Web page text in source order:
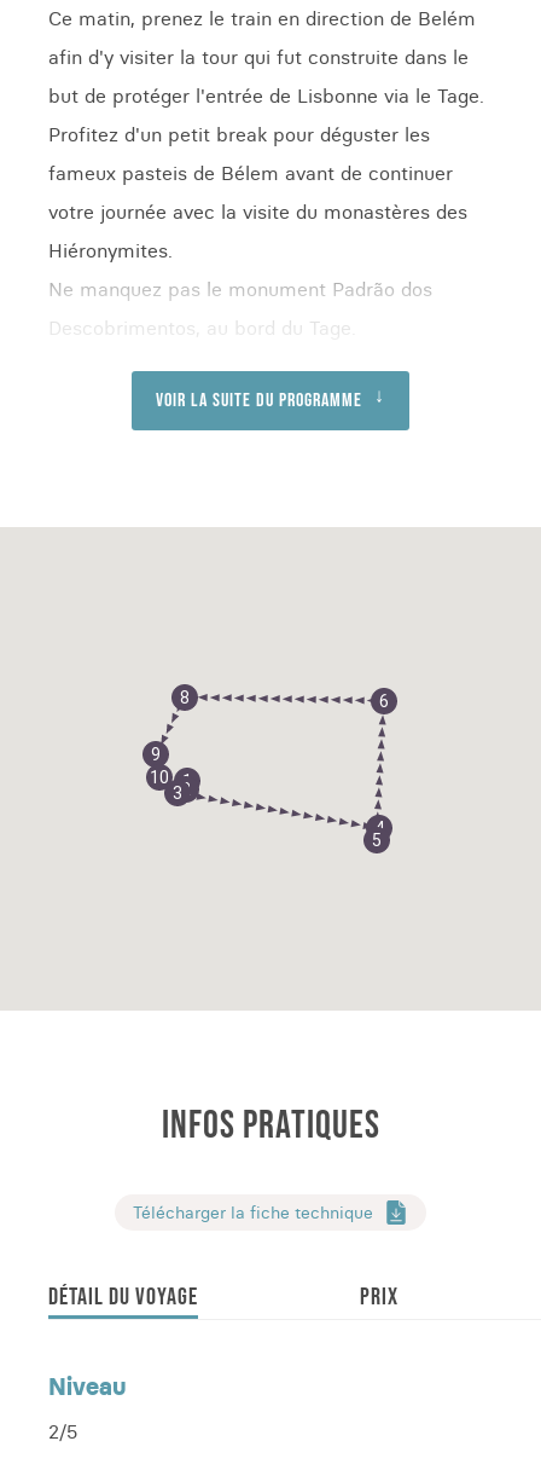
Ce matin, prenez le train en direction de Belém
afin d'y visiter la tour qui fut construite dans le
but de protéger l'entrée de Lisbonne via le Tage.
Profitez d'un petit break pour déguster les
fameux pasteis de Bélem avant de continuer
votre journée avec la visite du monastères des
Hiéronymites.
Ne manquez pas le monument Padrão dos
Descobrimentos, au bord du Tage.
Voir la suite du programme
12
3
4
5
6
8
9
10
INFOS PRATIQUES
Télécharger la fiche technique
DÉTAIL DU VOYAGE PRIX
Niveau
2/5